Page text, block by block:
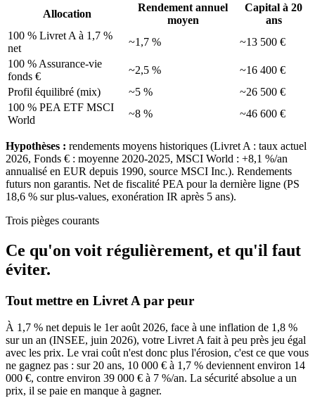
Allocation
Rendement annuel
moyen
Capital à 20
ans
100 % Livret A à 1,7 %
net
~1,7 %
~13 500 €
100 % Assurance-vie
fonds €
~2,5 %
~16 400 €
Profil équilibré (mix)
~5 %
~26 500 €
100 % PEA ETF MSCI
World
~8 % ~46 600 €
Hypothèses : rendements moyens historiques (Livret A : taux actuel
2026, Fonds € : moyenne 2020-2025, MSCI World : +8,1 %/an
annualisé en EUR depuis 1990, source MSCI Inc.). Rendements
futurs non garantis. Net de fiscalité PEA pour la dernière ligne (PS
18,6 % sur plus-values, exonération IR après 5 ans).
Trois pièges courants
Ce qu'on voit régulièrement, et qu'il faut
éviter.
Tout mettre en Livret A par peur
À 1,7 % net depuis le 1er août 2026, face à une inflation de 1,8 %
sur un an (INSEE, juin 2026), votre Livret A fait à peu près jeu égal
avec les prix. Le vrai coût n'est donc plus l'érosion, c'est ce que vous
ne gagnez pas : sur 20 ans, 10 000 € à 1,7 % deviennent environ 14
000 €, contre environ 39 000 € à 7 %/an. La sécurité absolue a un
prix, il se paie en manque à gagner.